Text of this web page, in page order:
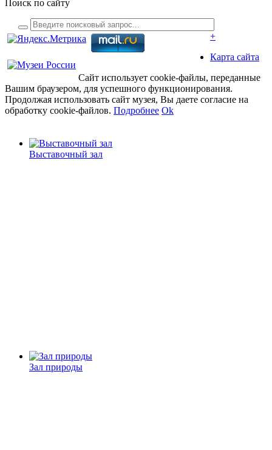
Выставочный зал
Зал природы
Поиск по сайту
+
Карта сайта
Сайт использует cookie-файлы, переданные
Вашим браузером, для успешного функционирования.
Продолжая использовать сайт музея, Вы даете согласие на
обработку cookie-файлов. Подробнее Ok